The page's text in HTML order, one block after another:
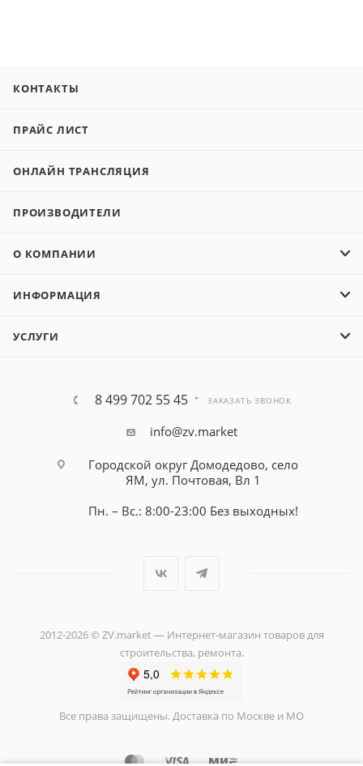
КОНТАКТЫ
ПРАЙС ЛИСТ
ОНЛАЙН ТРАНСЛЯЦИЯ
ПРОИЗВОДИТЕЛИ
О КОМПАНИИ
ИНФОРМАЦИЯ
УСЛУГИ
8 499 702 55 45 ЗАКАЗАТЬ ЗВОНОК
info@zv.market
Городской округ Домодедово, село
ЯМ, ул. Почтовая, Вл 1
Пн. – Вс.: 8:00-23:00 Без выходных!
2012-2026 © ZV.market — Интернет-магазин товаров для
строительства, ремонта.
Все права защищены. Доставка по Москве и МО